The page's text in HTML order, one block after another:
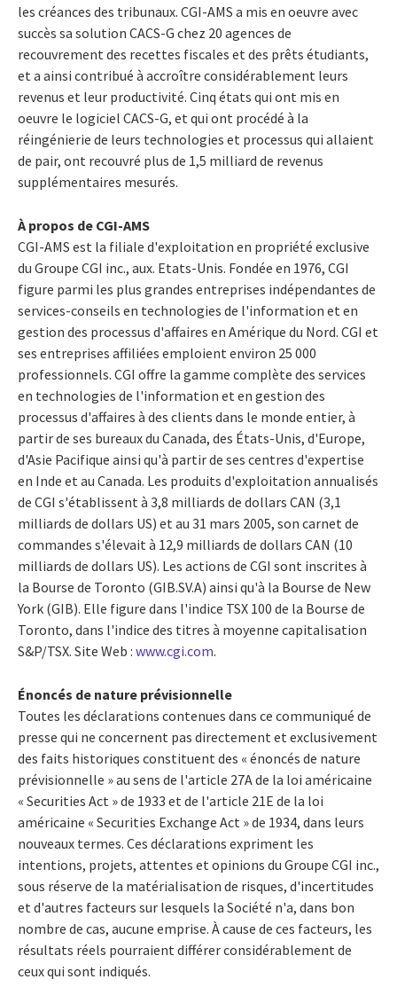
les créances des tribunaux. CGI-AMS a mis en oeuvre avec
succès sa solution CACS-G chez 20 agences de
recouvrement des recettes fiscales et des prêts étudiants,
et a ainsi contribué à accroître considérablement leurs
revenus et leur productivité. Cinq états qui ont mis en
oeuvre le logiciel CACS-G, et qui ont procédé à la
réingénierie de leurs technologies et processus qui allaient
de pair, ont recouvré plus de 1,5 milliard de revenus
supplémentaires mesurés.
À propos de CGI-AMS
CGI-AMS est la filiale d'exploitation en propriété exclusive
du Groupe CGI inc., aux. Etats-Unis. Fondée en 1976, CGI
figure parmi les plus grandes entreprises indépendantes de
services-conseils en technologies de l'information et en
gestion des processus d'affaires en Amérique du Nord. CGI et
ses entreprises affiliées emploient environ 25 000
professionnels. CGI offre la gamme complète des services
en technologies de l'information et en gestion des
processus d'affaires à des clients dans le monde entier, à
partir de ses bureaux du Canada, des États-Unis, d'Europe,
d'Asie Pacifique ainsi qu'à partir de ses centres d'expertise
en Inde et au Canada. Les produits d'exploitation annualisés
de CGI s'établissent à 3,8 milliards de dollars CAN (3,1
milliards de dollars US) et au 31 mars 2005, son carnet de
commandes s'élevait à 12,9 milliards de dollars CAN (10
milliards de dollars US). Les actions de CGI sont inscrites à
la Bourse de Toronto (GIB.SV.A) ainsi qu'à la Bourse de New
York (GIB). Elle figure dans l'indice TSX 100 de la Bourse de
Toronto, dans l'indice des titres à moyenne capitalisation
S&P/TSX. Site Web : www.cgi.com.
Énoncés de nature prévisionnelle
Toutes les déclarations contenues dans ce communiqué de
presse qui ne concernent pas directement et exclusivement
des faits historiques constituent des « énoncés de nature
prévisionnelle » au sens de l'article 27A de la loi américaine
« Securities Act » de 1933 et de l'article 21E de la loi
américaine « Securities Exchange Act » de 1934, dans leurs
nouveaux termes. Ces déclarations expriment les
intentions, projets, attentes et opinions du Groupe CGI inc.,
sous réserve de la matérialisation de risques, d'incertitudes
et d'autres facteurs sur lesquels la Société n'a, dans bon
nombre de cas, aucune emprise. À cause de ces facteurs, les
résultats réels pourraient différer considérablement de
ceux qui sont indiqués.